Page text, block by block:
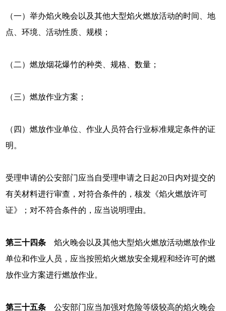
（一）举办焰火晚会以及其他大型焰火燃放活动的时间、地
点、环境、活动性质、规模；
（二）燃放烟花爆竹的种类、规格、数量；
（三）燃放作业方案；
（四）燃放作业单位、作业人员符合行业标准规定条件的证
明。
受理申请的公安部门应当自受理申请之日起20日内对提交的
有关材料进行审查，对符合条件的，核发《焰火燃放许可
证》；对不符合条件的，应当说明理由。
第三十四条 焰火晚会以及其他大型焰火燃放活动燃放作业
单位和作业人员，应当按照焰火燃放安全规程和经许可的燃
放作业方案进行燃放作业。
第三十五条 公安部门应当加强对危险等级较高的焰火晚会